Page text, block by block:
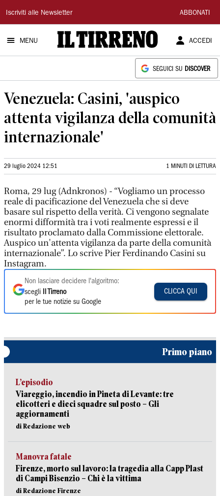
Il
Tirreno
Iscriviti alle Newsletter ABBONATI
MENU ACCEDI
SEGUICI SU DISCOVER
Venezuela: Casini, 'auspico
attenta vigilanza della comunità
internazionale'
29 luglio 2024 12:51 1 MINUTI DI LETTURA
Roma, 29 lug (Adnkronos) - “Vogliamo un processo
reale di pacificazione del Venezuela che si deve
basare sul rispetto della verità. Ci vengono segnalate
enormi difformità tra i voti realmente espressi e il
risultato proclamato dalla Commissione elettorale.
Auspico un'attenta vigilanza da parte della comunità
internazionale”. Lo scrive Pier Ferdinando Casini su
Instagram.
Non lasciare decidere l'algoritmo:
scegli
Il Tirreno
per le tue notizie su Google
CLICCA QUI
Primo piano
L’episodio
Viareggio, incendio in Pineta di Levante: tre
elicotteri e dieci squadre sul posto – Gli
aggiornamenti
di Redazione web
Manovra fatale
Firenze, morto sul lavoro: la tragedia alla Capp Plast
di Campi Bisenzio – Chi è la vittima
di Redazione Firenze